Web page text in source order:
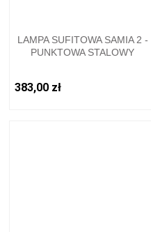
LAMPA SUFITOWA SAMIA 2 -
PUNKTOWA STALOWY
383,00 zł